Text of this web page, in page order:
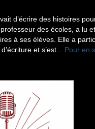
d’écrire des histoires
des écoles, a lu
à ses élèves. Elle a
et s’est... Pour en